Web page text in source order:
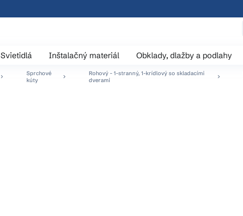
Svietidlá Inštalačný materiál Obklady, dlažby a podlahy
Sprchové
kúty
Rohový - 1-stranný, 1-krídlový so skladacími
dverami